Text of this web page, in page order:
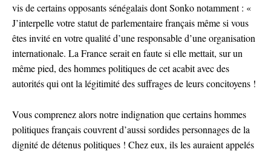
vis de certains opposants sénégalais dont Sonko notamment : «
J’interpelle votre statut de parlementaire français même si vous
êtes invité en votre qualité d’une responsable d’une organisation
internationale. La France serait en faute si elle mettait, sur un
même pied, des hommes politiques de cet acabit avec des
autorités qui ont la légitimité des suffrages de leurs concitoyens !
Vous comprenez alors notre indignation que certains hommes
politiques français couvrent d’aussi sordides personnages de la
dignité de détenus politiques ! Chez eux, ils les auraient appelés